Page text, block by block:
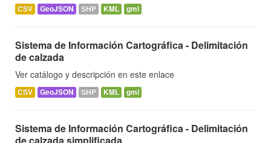
CSV GeoJSON SHP KML gml
Sistema de Información Cartográfica - Delimitación
de calzada
Ver catálogo y descripción en este enlace
CSV GeoJSON SHP KML gml
Sistema de Información Cartográfica - Delimitación